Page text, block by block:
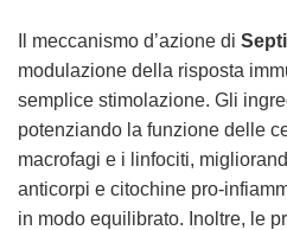
Il meccanismo d’azione di
modulazione della risposta
semplice stimolazione. Gli
potenziando la funzione delle
macrofagi e i linfociti,
anticorpi e citochine pro-
in modo equilibrato. Inoltre, le